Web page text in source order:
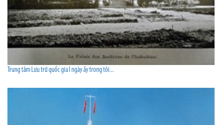
Trung tâm Lưu trữ quốc gia I ngày ấy trong tôi...